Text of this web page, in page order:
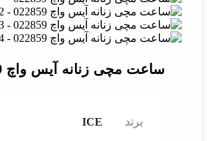
ساعت مچی زنانه آیس واچ 022859
برند ICE